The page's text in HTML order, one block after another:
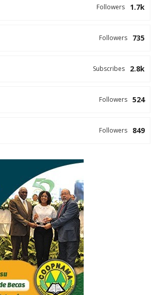
1.7k
Followers
735
Followers
2.8k
Subscribes
524
Followers
849
Followers